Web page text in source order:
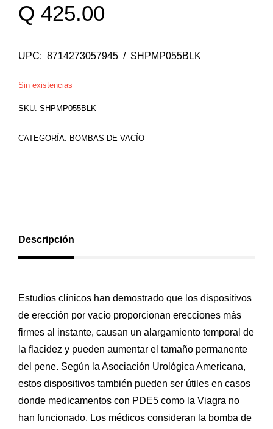
Q 425.00
UPC: 8714273057945 / SHPMP055BLK
Sin existencias
SKU: SHPMP055BLK
CATEGORÍA: BOMBAS DE VACÍO
Descripción
Estudios clínicos han demostrado que los dispositivos
de erección por vacío proporcionan erecciones más
firmes al instante, causan un alargamiento temporal de
la flacidez y pueden aumentar el tamaño permanente
del pene. Según la Asociación Urológica Americana,
estos dispositivos también pueden ser útiles en casos
donde medicamentos con PDE5 como la Viagra no
han funcionado. Los médicos consideran la bomba de